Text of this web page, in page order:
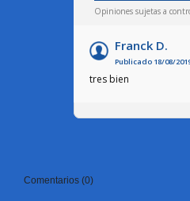
Opiniones sujetas a
Franck D.
Publicado 18/08/
tres bien
Comentarios (0)